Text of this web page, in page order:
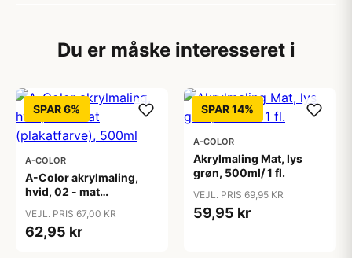
Du er måske interesseret i
SPAR 6%
A-COLOR
A-Color akrylmaling,
hvid, 02 - mat
VEJL. PRIS 67,00 KR
62,95 kr
SPAR 14%
A-COLOR
Akrylmaling Mat, lys
grøn, 500ml/ 1 fl.
VEJL. PRIS 69,95 KR
59,95 kr